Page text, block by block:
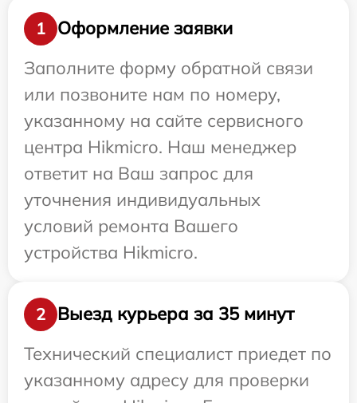
1
Оформление заявки
Заполните форму обратной связи
или позвоните нам по номеру,
указанному на сайте сервисного
центра Hikmicro. Наш менеджер
ответит на Ваш запрос для
уточнения индивидуальных
условий ремонта Вашего
устройства Hikmicro.
2
Выезд курьера за 35 минут
Технический специалист приедет по
указанному адресу для проверки